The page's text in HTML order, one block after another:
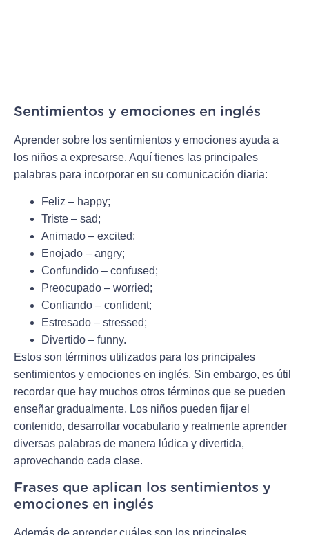
Sentimientos y emociones en inglés
Aprender sobre los sentimientos y emociones ayuda a
los niños a expresarse. Aquí tienes las principales
palabras para incorporar en su comunicación diaria:
Feliz – happy;
Triste – sad;
Animado – excited;
Enojado – angry;
Confundido – confused;
Preocupado – worried;
Confiando – confident;
Estresado – stressed;
Divertido – funny.
Estos son términos utilizados para los principales
sentimientos y emociones en inglés. Sin embargo, es útil
recordar que hay muchos otros términos que se pueden
enseñar gradualmente. Los niños pueden fijar el
contenido, desarrollar vocabulario y realmente aprender
diversas palabras de manera lúdica y divertida,
aprovechando cada clase.
Frases que aplican los sentimientos y
emociones en inglés
Además de aprender cuáles son los principales